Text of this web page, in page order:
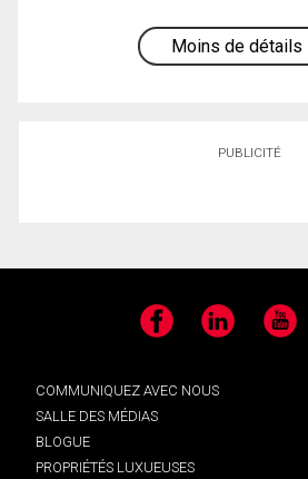
Moins de détails
PUBLICITÉ
Facebook LinkedIn YouTube
COMMUNIQUEZ AVEC NOUS
SALLE DES MÉDIAS
BLOGUE
PROPRIÉTÉS LUXUEUSES